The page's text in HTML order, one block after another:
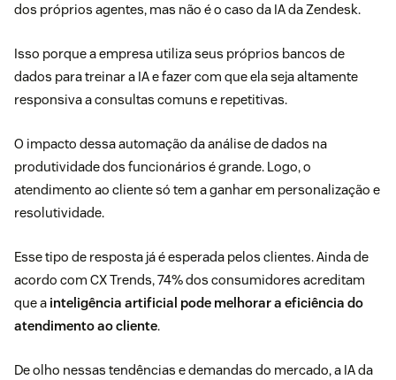
dos próprios agentes, mas não é o caso da IA da Zendesk.
Isso porque a empresa utiliza seus próprios bancos de
dados para treinar a IA e fazer com que ela seja altamente
responsiva a consultas comuns e repetitivas.
O impacto dessa automação da análise de dados na
produtividade dos funcionários é grande. Logo, o
atendimento ao cliente só tem a ganhar em personalização e
resolutividade.
Esse tipo de resposta já é esperada pelos clientes. Ainda de
acordo com CX Trends, 74% dos consumidores acreditam
que a inteligência artificial pode melhorar a eficiência do
atendimento ao cliente.
De olho nessas tendências e demandas do mercado, a IA da